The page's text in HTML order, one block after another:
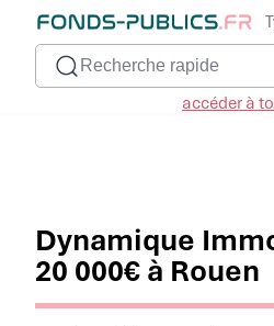
Recherche rapide
accéder à
Dynamique
20 000€ à Rouen